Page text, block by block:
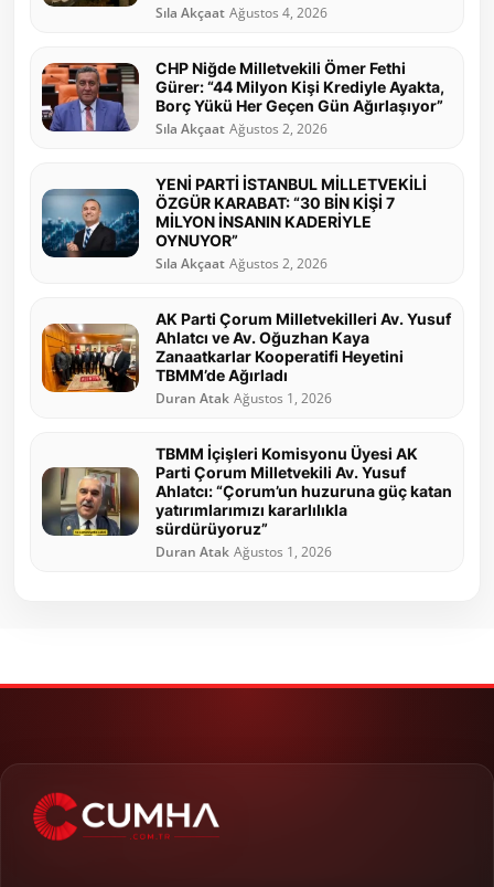
Sıla Akçaat Ağustos 4, 2026
CHP Niğde Milletvekili Ömer Fethi
Gürer: “44 Milyon Kişi Krediyle Ayakta,
Borç Yükü Her Geçen Gün Ağırlaşıyor”
Sıla Akçaat Ağustos 2, 2026
YENİ PARTİ İSTANBUL MİLLETVEKİLİ
ÖZGÜR KARABAT: “30 BİN KİŞİ 7
MİLYON İNSANIN KADERİYLE
OYNUYOR”
Sıla Akçaat Ağustos 2, 2026
AK Parti Çorum Milletvekilleri Av. Yusuf
Ahlatcı ve Av. Oğuzhan Kaya
Zanaatkarlar Kooperatifi Heyetini
TBMM’de Ağırladı
Duran Atak Ağustos 1, 2026
TBMM İçişleri Komisyonu Üyesi AK
Parti Çorum Milletvekili Av. Yusuf
Ahlatcı: “Çorum’un huzuruna güç katan
yatırımlarımızı kararlılıkla
sürdürüyoruz”
Duran Atak Ağustos 1, 2026